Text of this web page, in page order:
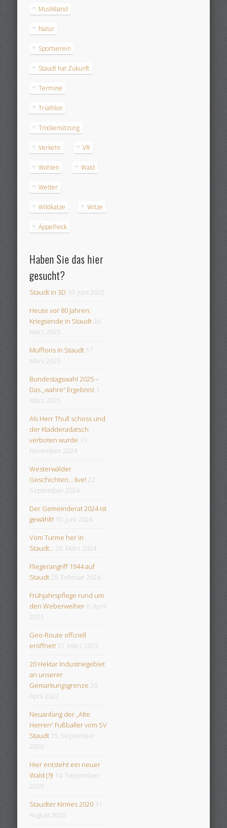
Musikband
Natur
Sportverein
Staudt hat Zukunft
Termine
Triathlon
Trockensitzung
Verkehr VR
Wahlen Wald
Wetter
Wildkatze Witze
Äppelheck
Haben Sie das hier
gesucht?
Staudt in 3D 10. Juni 2025
Heute vor 80 Jahren:
Kriegsende in Staudt 26.
März 2025
Mufflons in Staudt 17.
März 2025
Bundestagswahl 2025 –
Das „wahre“ Ergebnis! 1.
März 2025
Als Herr Thull schoss und
der Kladderadatsch
verboten wurde 19.
November 2024
Westerwälder
Geschichten… live! 22.
September 2024
Der Gemeinderat 2024 ist
gewählt! 10. Juni 2024
Vom Turme her in
Staudt… 28. März 2024
Fliegerangriff 1944 auf
Staudt 29. Februar 2024
Frühjahrspflege rund um
den Weberweiher 6. April
2023
Geo-Route offiziell
eröffnet! 31. März 2023
20 Hektar Industriegebiet
an unserer
Gemarkungsgrenze 20.
April 2022
Neuanfang der „Alte
Herren“ Fußballer vom SV
Staudt 15. September
2020
Hier entsteht ein neuer
Wald (?)! 14. September
2020
Staudter Kirmes 2020 31.
August 2020